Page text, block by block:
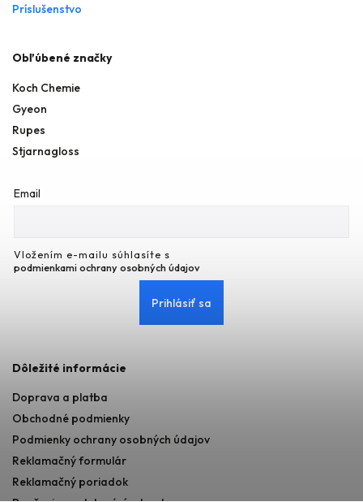
Príslušenstvo
Obľúbené značky
Koch Chemie
Gyeon
Rupes
Stjarnagloss
Email
Vložením e-mailu súhlasíte s
podmienkami ochrany osobných údajov
Prihlásiť sa
Dôležité informácie
Doprava a platba
Obchodné podmienky
Podmienky ochrany osobných údajov
Reklamačný formulár
Reklamačný poriadok